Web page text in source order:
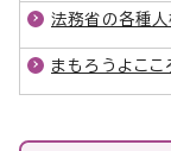
法務省の各種
まもろうよここ